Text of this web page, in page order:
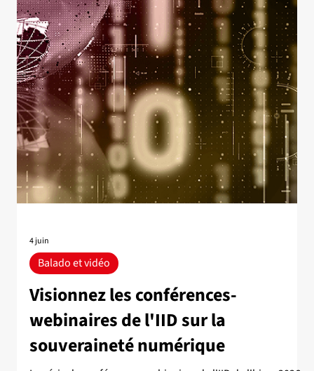
8 juil.
Nouvelle
3e édition de l’Atelier sur l'équité
et la discrimination en assurance
L’atelier sur l'équité et la discrimination en assurance est de
retour pour une troisième édition! Porté par l'évolution
rapide du domaine et le succès des éditions précédentes,
l’atelier s’étendra, pour la première fois, sur deux journées :
6-7 octobre 2026. Chercheur·es, régulateurs et régulatrices,
actuaires et juristes s’y réuniront autour des enjeux
6-7 octobre 2026 Lieu : Université Laval - Pavillon La Lau